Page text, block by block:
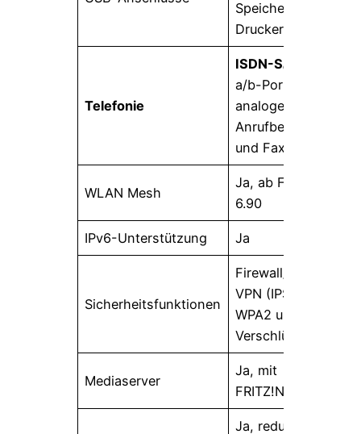
Speicher und
Drucker
Telefonie
ISDN-S₀-Bus
a/b-Ports für
analoge Telefone,
Anrufbeantworter
und Fax
WLAN Mesh
Ja, ab FRITZ!OS
6.90
IPv6-Unterstützung Ja
Sicherheitsfunktionen
Firewall/NAT,
VPN (IPSec),
WPA2 und WPA3-
Verschlüsselung
Mediaserver
Ja, mit
FRITZ!NAS
Ja, reduzierte